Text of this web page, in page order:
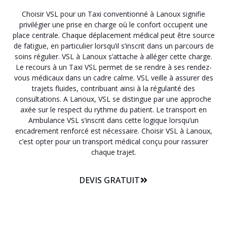
Choisir VSL pour un Taxi conventionné à Lanoux signifie
privilégier une prise en charge où le confort occupent une
place centrale. Chaque déplacement médical peut être source
de fatigue, en particulier lorsqu’il s’inscrit dans un parcours de
soins régulier. VSL à Lanoux s’attache à alléger cette charge.
Le recours à un Taxi VSL permet de se rendre à ses rendez-
vous médicaux dans un cadre calme. VSL veille à assurer des
trajets fluides, contribuant ainsi à la régularité des
consultations. A Lanoux, VSL se distingue par une approche
axée sur le respect du rythme du patient. Le transport en
Ambulance VSL s’inscrit dans cette logique lorsqu’un
encadrement renforcé est nécessaire. Choisir VSL à Lanoux,
c’est opter pour un transport médical conçu pour rassurer
chaque trajet.
DEVIS GRATUIT